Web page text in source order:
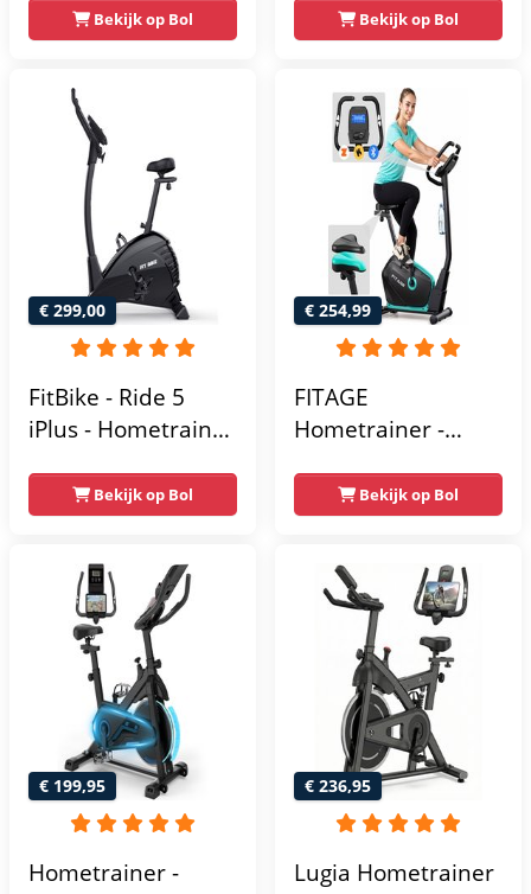
Magnetische Fiets -
Hartslagsensoren -
Gemakkelijk te
transporteren -
Antislippedalen -
Homegym -
Stabiele structuur -
gebruikersgewicht
110 kg - Zwart en
Blauw
Bekijk op Bol
weerstandsniveaus
- Tablethouder -
Hartslagfunctie en
transportwielen
Bekijk op Bol
€ 299,00
FitBike - Ride 5
iPlus - Hometrainer
Trainingsprogramma's
- Hartslagsensoren
Bekijk op Bol
€ 254,99
FITAGE
Hometrainer -
Weerstandsniveaus
- Tablethouder
voor Bluetooth
Kinomap & Zwift -
Fiets Lage Instap,
Ergonomisch & Stil
- Hometrainers
Fitness voor Thuis
Bekijk op Bol
€ 199,95
Hometrainer -
€ 236,95
Lugia Hometrainer